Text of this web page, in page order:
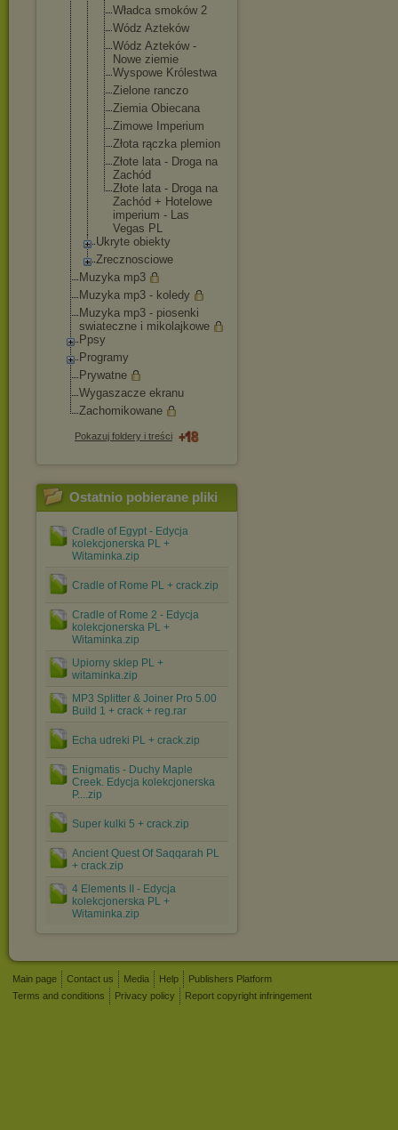
Władca smoków 2
Wódz Azteków
Wódz Azteków -
Nowe ziemie
Wyspowe Królestwa
Zielone ranczo
Ziemia Obiecana
Zimowe Imperium
Złota rączka plemion
Złote lata - Droga na
Zachód
Złote lata - Droga na
Zachód + Hotelowe
imperium - Las
Vegas PL
Ukryte obiekty
Zrecznosciowe
Muzyka mp3
Muzyka mp3 - koledy
Muzyka mp3 - piosenki
swiateczne i mikolajkowe
Ppsy
Programy
Prywatne
Wygaszacze ekranu
Zachomikowane
Pokazuj foldery i treści
Ostatnio pobierane pliki
Cradle of Egypt - Edycja
kolekcjonerska PL +
Witaminka.zip
Cradle of Rome PL + crack.zip
Cradle of Rome 2 - Edycja
kolekcjonerska PL +
Witaminka.zip
Upiorny sklep PL +
witaminka.zip
MP3 Splitter & Joiner Pro 5.00
Build 1 + crack + reg.rar
Echa udreki PL + crack.zip
Enigmatis - Duchy Maple
Creek. Edycja kolekcjonerska
P....zip
Super kulki 5 + crack.zip
Ancient Quest Of Saqqarah PL
+ crack.zip
4 Elements II - Edycja
kolekcjonerska PL +
Witaminka.zip
Main page Contact us Media Help
Publishers Platform
Terms and conditions
Privacy policy Report copyright infringement